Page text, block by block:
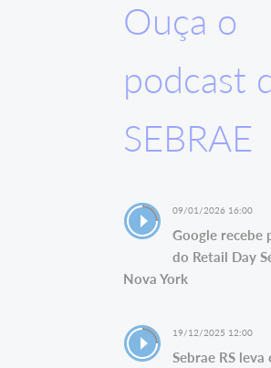
Ouça o
podcast
SEBRAE
09/01/2026 16:00
Google recebe
do Retail Day
Nova York
19/12/2025 12:00
Sebrae RS